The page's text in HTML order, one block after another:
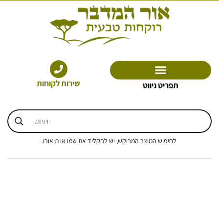
תפריט ניווט שירות לקוחות
לחיפוש המוצר המבוקש, יש להקליד את שמו או תיאורו.